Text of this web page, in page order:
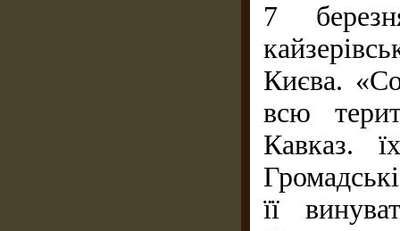
7
Києва.
всю
Кавказ.
її